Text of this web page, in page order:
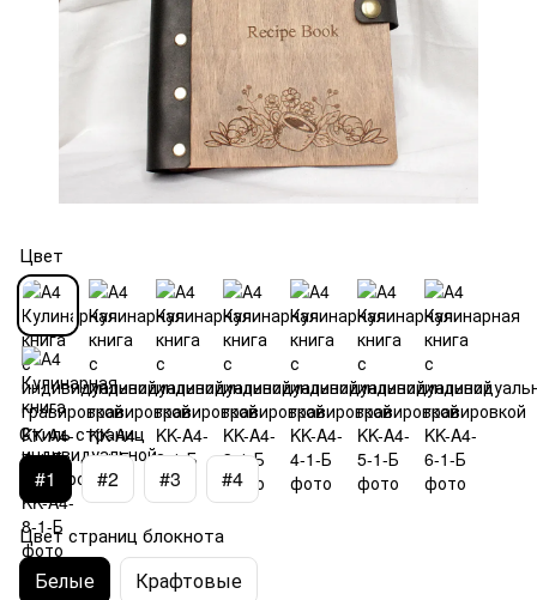
Цвет
Стиль страниц
#1 #2 #3 #4
Цвет страниц блокнота
Белые Крафтовые